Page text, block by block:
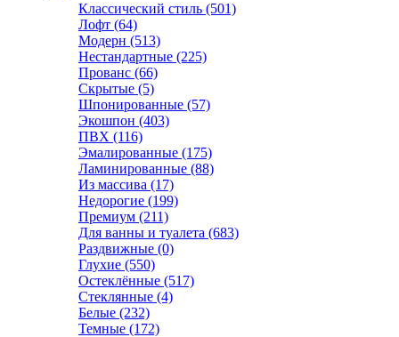
Классический стиль (501)
Лофт (64)
Модерн (513)
Нестандартные (225)
Прованс (66)
Скрытые (5)
Шпонированные (57)
Экошпон (403)
ПВХ (116)
Эмалированные (175)
Ламинированные (88)
Из массива (17)
Недорогие (199)
Премиум (211)
Для ванны и туалета (683)
Раздвижные (0)
Глухие (550)
Остеклённые (517)
Стеклянные (4)
Белые (232)
Темные (172)